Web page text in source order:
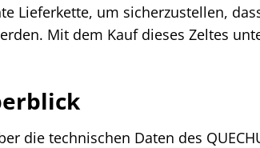
Lieferkette, um sicherzustellen,
Mit dem Kauf dieses Zeltes
die technischen Daten des